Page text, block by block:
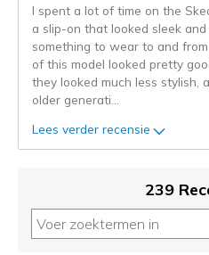
niejee
page_id.
kunt
status
van
je
deze
page
I spent a lot of time on the
a slip-on that looked sleek
something to wear to and
of this model looked pretty
they looked much less stylish,
older generati
Lees verder recensie
239